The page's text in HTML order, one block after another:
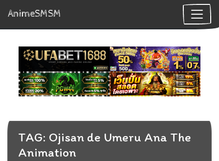
AnimeSMSM
TAG: Ojisan de Umeru Ana The
Animation